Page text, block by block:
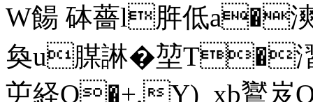
W餳 砵薔l脌低a�
奐u腜諃�堃T�
屰経Q�+,Y)_xb鸑岌